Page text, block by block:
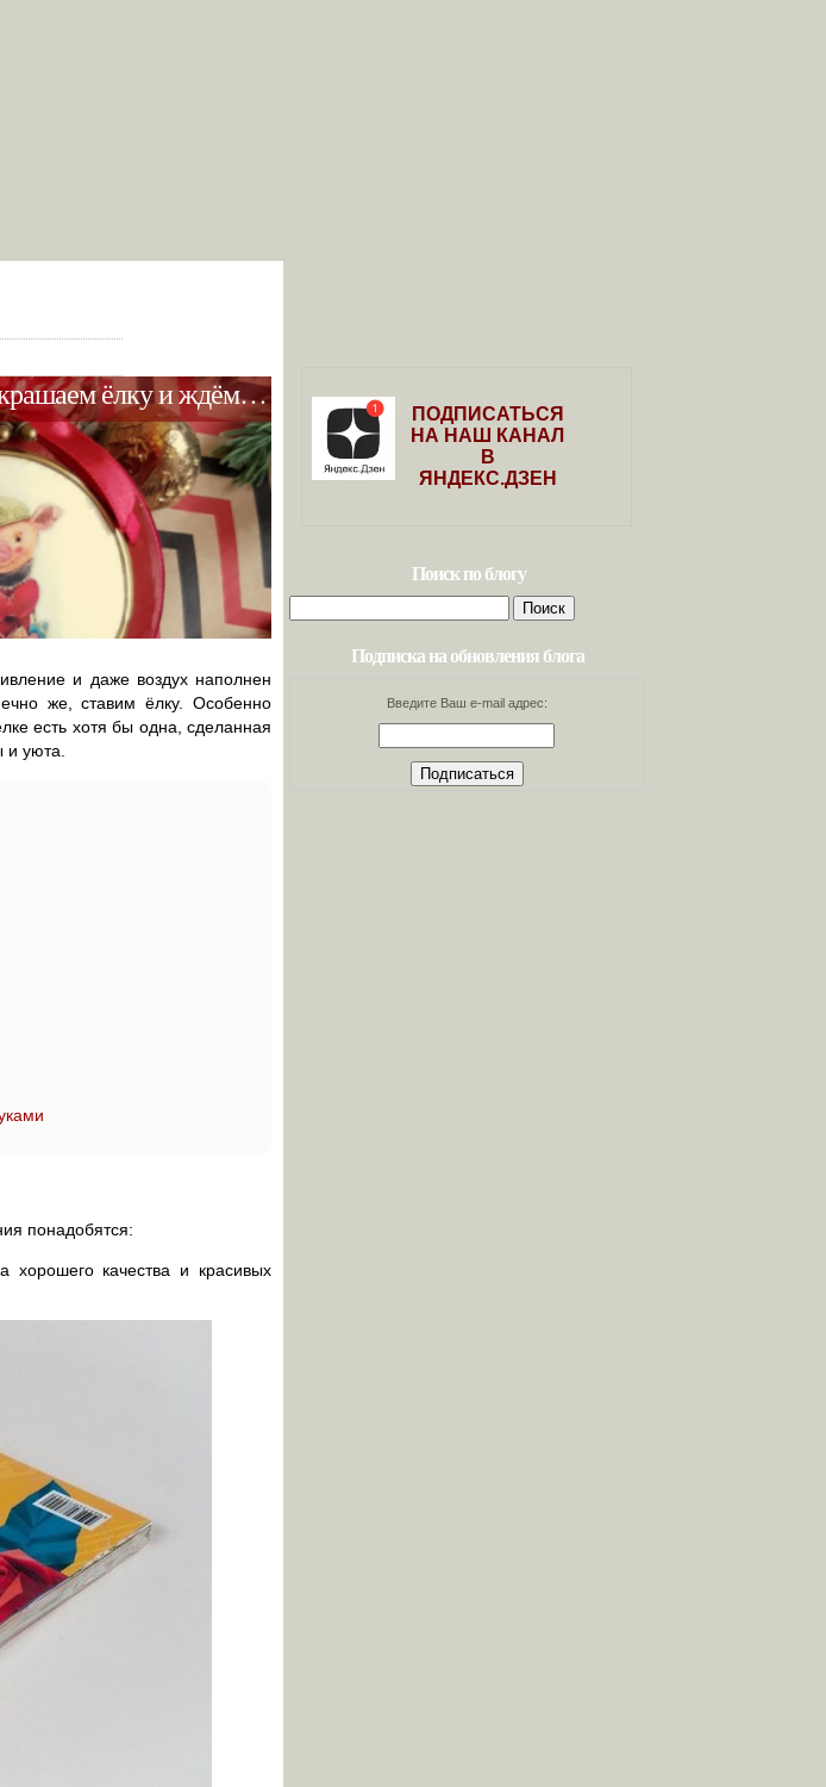
ёлку и ждём…
и даже воздух наполнен
же, ставим ёлку. Особенно
есть хотя бы одна, сделанная
и уюта.
понадобятся:
хорошего качества и красивых
ПОДПИСАТЬСЯ
НА НАШ КАНАЛ
В
ЯНДЕКС.ДЗЕН
Поиск по блогу
Найти:
Подписка на обновления блога
Введите Ваш e-mail адрес: